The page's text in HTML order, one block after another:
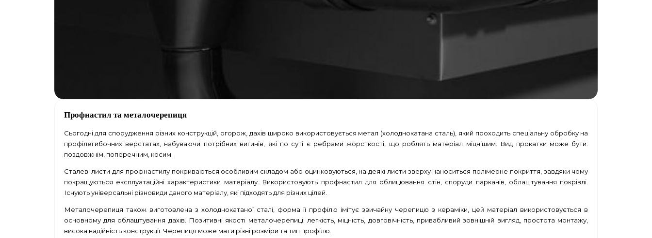
Профнастил та металочерепиця
Сьогодні для спорудження різних конструкцій, огорож, дахів широко використовується метал (холоднокатана сталь), який проходить спеціальну обробку на
профілегибочних верстатах, набуваючи потрібних вигинів, які по суті є ребрами жорсткості, що роблять матеріал міцнішим. Вид прокатки може бути:
поздовжнім, поперечним, косим.
Сталеві листи для профнастилу покриваються особливим складом або оцинковуються, на деякі листи зверху наноситься полімерне покриття, завдяки чому
покращуються експлуатаційні характеристики матеріалу. Використовують профнастил для облицювання стін, споруди парканів, облаштування покрівлі.
Існують універсальні різновиди даного матеріалу, які підходять для різних цілей.
Металочерепиця також виготовлена з холоднокатаної сталі, форма її профілю імітує звичайну черепицю з кераміки, цей матеріал використовується в
основному для облаштування дахів. Позитивні якості металочерепиці: легкість, міцність, довговічність, привабливий зовнішній вигляд, простота монтажу,
висока надійність конструкції. Черепиця може мати різні розміри та тип профілю.